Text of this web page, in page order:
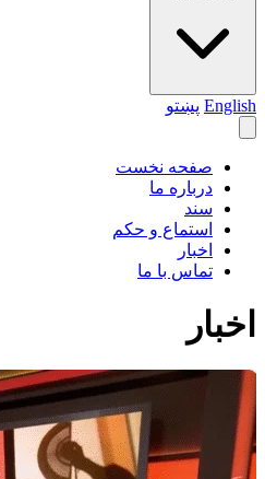
English پښتو
صفحه نخست
درباره ما
سند
استماع و حکم
اخبار
تماس با ما
اخبار